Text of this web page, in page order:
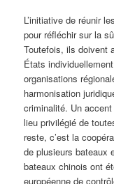
L’initiative de réunir
pour réfléchir sur la
Toutefois, ils doivent
États
organisations
harmonisation
criminalité. Un
lieu privilégié de
reste, c’est la
de plusieurs bateaux
bateaux chinois ont
européenne de